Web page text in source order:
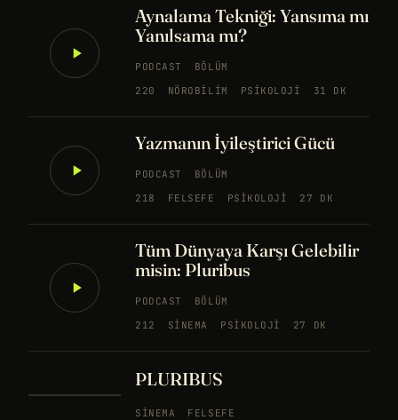
Aynalama Tekniği: Yansıma mı
Yanılsama mı?
PODCAST
BÖLÜM
220
NÖROBILIM PSIKOLOJI 31 DK
Yazmanın İyileştirici Gücü
PODCAST
BÖLÜM
218
FELSEFE PSIKOLOJI 27 DK
Tüm Dünyaya Karşı Gelebilir
misin: Pluribus
PODCAST
BÖLÜM
212
SINEMA PSIKOLOJI 27 DK
PLURIBUS
SINEMA FELSEFE